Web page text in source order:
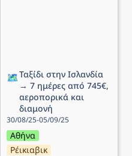
🗺️Ταξίδι στην Ισλανδία
→ 7 ημέρες από 745€,
αεροπορικά και
διαμονή
30/08/25-05/09/25
Αθήνα
Ρέικιαβικ